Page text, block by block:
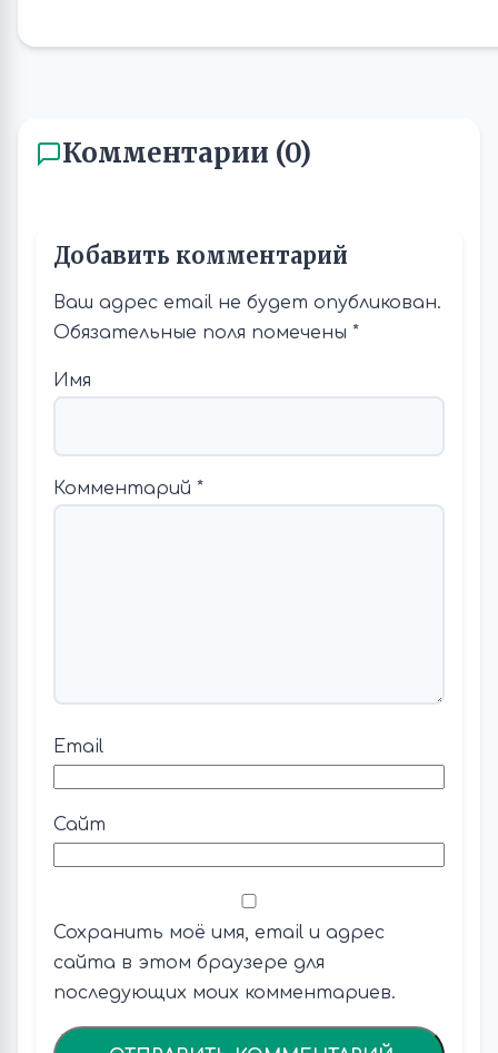
Комментарии (0)
Добавить комментарий
Ваш адрес email не будет опубликован.
Обязательные поля помечены *
Имя
Комментарий *
Email
Сайт
Сохранить моё имя, email и адрес
сайта в этом браузере для
последующих моих комментариев.